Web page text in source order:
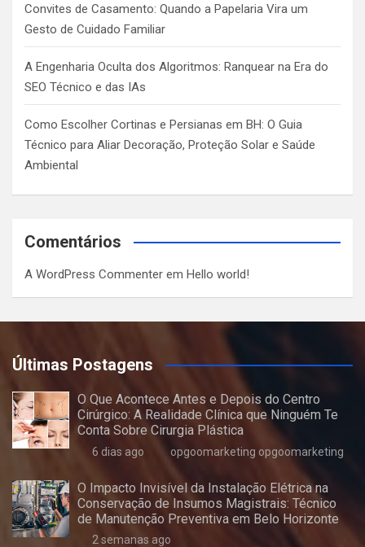
Convites de Casamento: Quando a Papelaria Vira um
Gesto de Cuidado Familiar
A Engenharia Oculta dos Algoritmos: Ranquear na Era do
SEO Técnico e das IAs
Como Escolher Cortinas e Persianas em BH: O Guia
Técnico para Aliar Decoração, Proteção Solar e Saúde
Ambiental
Comentários
A WordPress Commenter em Hello world!
Últimas Postagens
O Que Acontece Antes e Depois do Centro
Cirúrgico: A Realidade Clínica que Ninguém Te
Conta Sobre Cirurgia Plástica
6 dias ago opgoomarketing opgoomarketing
O Impacto Invisível da Instalação Elétrica na
Conservação de Insumos Magistrais: Técnico
de Manutenção Preventiva em Belo Horizonte
2 semanas ago